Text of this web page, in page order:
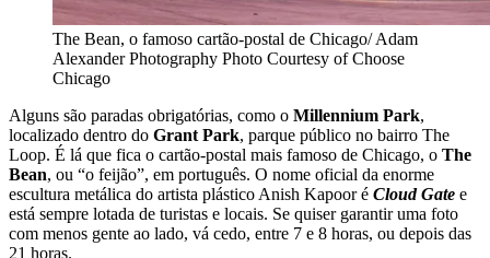
The Bean, o famoso cartão-postal de Chicago/ Adam
Alexander Photography Photo Courtesy of Choose
Chicago
Alguns são paradas obrigatórias, como o Millennium Park,
localizado dentro do Grant Park, parque público no bairro The
Loop. É lá que fica o cartão-postal mais famoso de Chicago, o The
Bean, ou “o feijão”, em português. O nome oficial da enorme
escultura metálica do artista plástico Anish Kapoor é Cloud Gate e
está sempre lotada de turistas e locais. Se quiser garantir uma foto
com menos gente ao lado, vá cedo, entre 7 e 8 horas, ou depois das
21 horas.